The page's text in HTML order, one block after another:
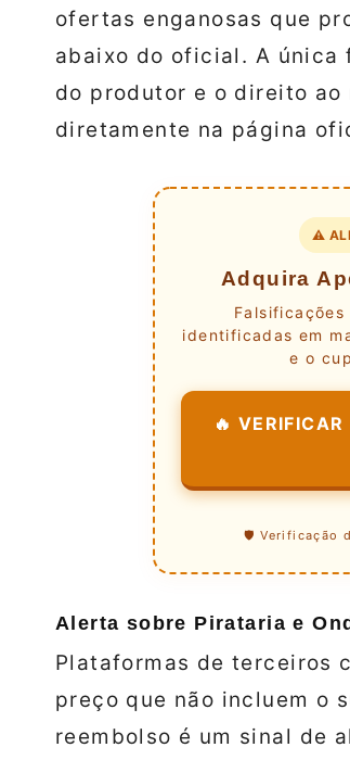
ofertas enganosas que
abaixo do oficial. A
do produtor e o direito
diretamente na página
⚠️
Adquira
Falsificações
identificadas em
e o
🔥
🛡️ Verificação
Alerta sobre Pirataria e
Plataformas de terceiros
preço que não incluem o
reembolso é um sinal de